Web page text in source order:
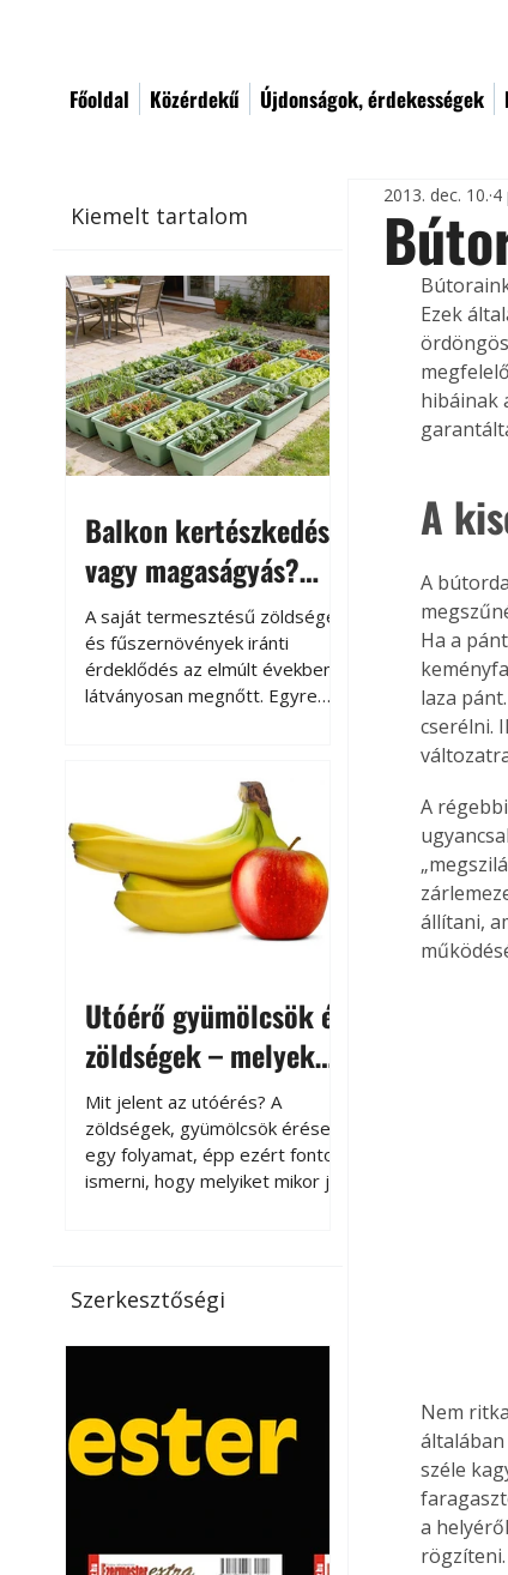
Főoldal Közérdekű Újdonságok, érdekességek
Kiemelt tartalom
Balkon kertészkedés
vagy magaságyás?
Helytakarékos
kertészkedés
A saját termesztésű zöldségek
és fűszernövények iránti
érdeklődés az elmúlt években
látványosan megnőtt. Egyre
kertészkedés sokak számára
kikapcsolódást és feltöltődést
is jelent.
Utóérő gyümölcsök és
zöldségek – melyek
érnek tovább leszedés
után?
Mit jelent az utóérés? A
zöldségek, gyümölcsök érése
egy folyamat, épp ezért fontos
ismerni, hogy melyiket mikor jó
paradicsomot sokszor
gazdasági érettségben, azaz
Utóérik eközben, de nem lesz
olyan ízű, mint amit a saját
kertünkben, biológiai
tárolható h
Szerkesztőségi
2013. dec. 10. 4
Ezek
hibáinak
A
A
Ha a
laza
cserélni.
A
állítani,
Nem
széle
a